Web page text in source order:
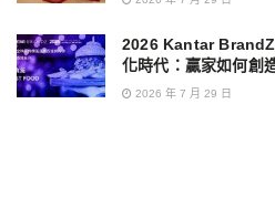
2026 Kantar
化時代：贏家如何創
2026 年 7 月 29 日